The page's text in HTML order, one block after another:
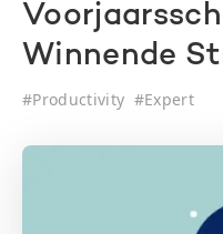
Winnende
#Productivity #Expert